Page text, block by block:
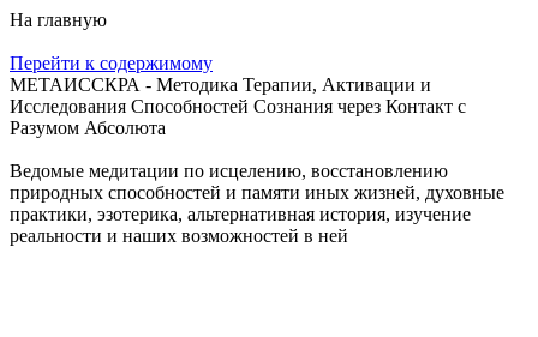
На главную
Перейти к содержимому
МЕТАИССКРА - Методика Терапии, Активации и
Исследования Способностей Сознания через Контакт с
Разумом Абсолюта
Ведомые медитации по исцелению, восстановлению
природных способностей и памяти иных жизней, духовные
практики, эзотерика, альтернативная история, изучение
реальности и наших возможностей в ней